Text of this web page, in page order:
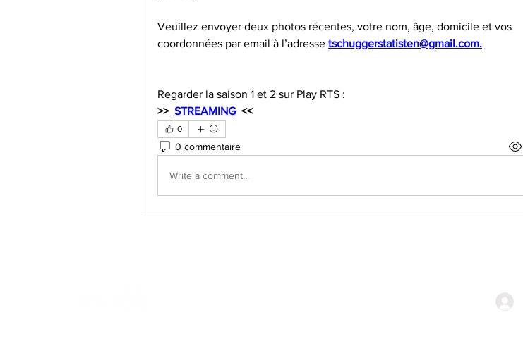
Veuillez envoyer deux photos récentes, votre nom, âge, domicile et vos
coordonnées par email à l’adresse tschuggerstatisten@gmail.com.
Regarder la saison 1 et 2 sur Play RTS :
>> STREAMING
  <<
0
0 commentaire
Write a comment...